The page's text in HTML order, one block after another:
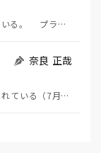
日米が協調介入に踏み切った。円は急騰している。 プラザ合意以降、協調介入は為替相場の転機になって…
奈良 正哉
ストーカーにGPSを着けさせることが議論されている（7月29日日経）。反対派は「ストーカーにも人権…